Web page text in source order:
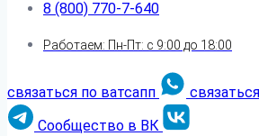
8 (800) 770-7-640
Работаем: Пн-Пт: с 9:00 до 18:00
связаться по ватсапп
Сообщество в ВК